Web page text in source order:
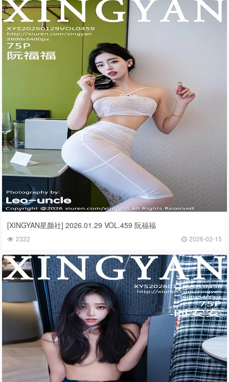
[XINGYAN星颜社] 2026.01.29 VOL.459 阮福福
2322 2026-02-15